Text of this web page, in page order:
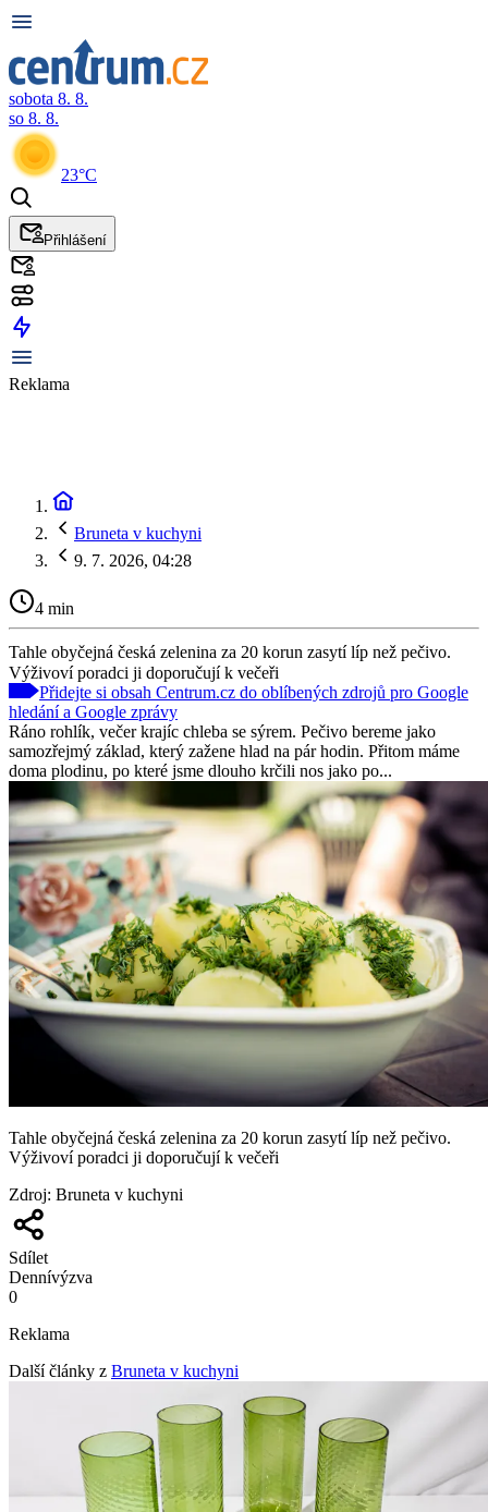
sobota 8. 8.
so 8. 8.
23°C
Přihlášení
Reklama
Bruneta v kuchyni
9. 7. 2026, 04:28
4 min
Tahle obyčejná česká zelenina za 20 korun zasytí líp než pečivo.
Výživoví poradci ji doporučují k večeři
Přidejte si obsah Centrum.cz do oblíbených zdrojů pro Google
hledání a Google zprávy
Ráno rohlík, večer krajíc chleba se sýrem. Pečivo bereme jako
samozřejmý základ, který zažene hlad na pár hodin. Přitom máme
doma plodinu, po které jsme dlouho krčili nos jako po...
Tahle obyčejná česká zelenina za 20 korun zasytí líp než pečivo.
Výživoví poradci ji doporučují k večeři
Zdroj: Bruneta v kuchyni
Sdílet
Dennívýzva
0
Reklama
Další články z Bruneta v kuchyni